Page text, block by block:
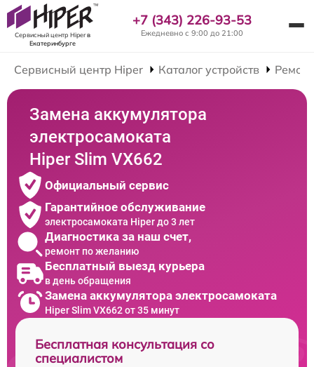
Сервисный центр Hiperв
Екатеринбурге
+7 (343) 226-93-53
Ежедневно с 9:00 до 21:00
Сервисный центр Hiper Каталог устройств
Замена аккумулятора
электросамоката
Hiper Slim VX662
Официальный сервис
Гарантийное обслуживание
электросамоката Hiper до 3 лет
Диагностика за наш счет,
ремонт по желанию
Бесплатный выезд курьера
в день обращения
Замена аккумулятора электросамоката
Hiper Slim VX662 от 35 минут
Бесплатная консультация со
специалистом